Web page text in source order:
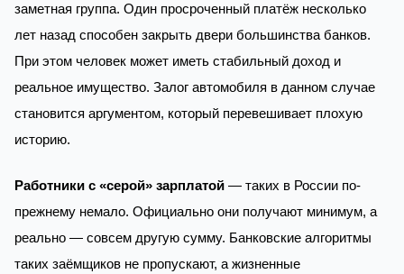
заметная группа. Один просроченный платёж несколько
лет назад способен закрыть двери большинства банков.
При этом человек может иметь стабильный доход и
реальное имущество. Залог автомобиля в данном случае
становится аргументом, который перевешивает плохую
историю.
Работники с «серой» зарплатой — таких в России по-
прежнему немало. Официально они получают минимум, а
реально — совсем другую сумму. Банковские алгоритмы
таких заёмщиков не пропускают, а жизненные